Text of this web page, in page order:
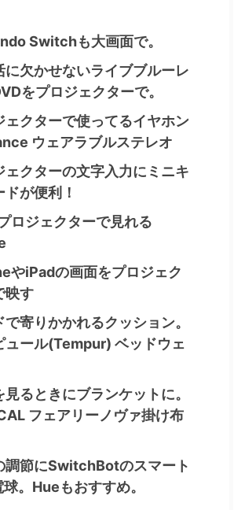
Switchも大画面で。
に欠かせないライブブルーレ
をプロジェクターで。
ェクターで使ってるイヤホン
ウェアラブルステレオ
ェクターの文字入力にミニキ
ドが便利！
ロジェクターで見れる
やiPadの画面をプロジェク
映す
で寄りかかれるクッション。
ュール(Tempur) ベッドウェ
見るときにブランケットに。
フェアリーノヴァ掛け布
調節にSwitchBotのスマート
球。Hueもおすすめ。